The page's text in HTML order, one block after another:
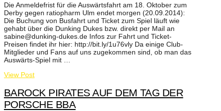
Die Anmeldefrist für die Auswärtsfahrt am 18. Oktober zum
Derby gegen ratiopharm Ulm endet morgen (20.09.2014):
Die Buchung von Busfahrt und Ticket zum Spiel läuft wie
gehabt über die Dunking Dukes bzw. direkt per Mail an
sabine@dunking-dukes.de Infos zur Fahrt und Ticket-
Preisen findet ihr hier: http://bit.ly/1u76vly Da einige Club-
Mitglieder und Fans auf uns zugekommen sind, ob man das
Auswärts-Spiel mit …
View Post
BAROCK PIRATES AUF DEM TAG DER
PORSCHE BBA